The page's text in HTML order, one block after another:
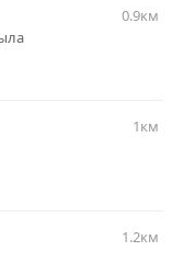
0.9км
1км
1.2км